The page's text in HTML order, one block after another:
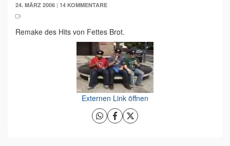
24. MÄRZ 2006 | 14 KOMMENTARE
Remake des Hits von Fettes Brot.
Externen Link öffnen